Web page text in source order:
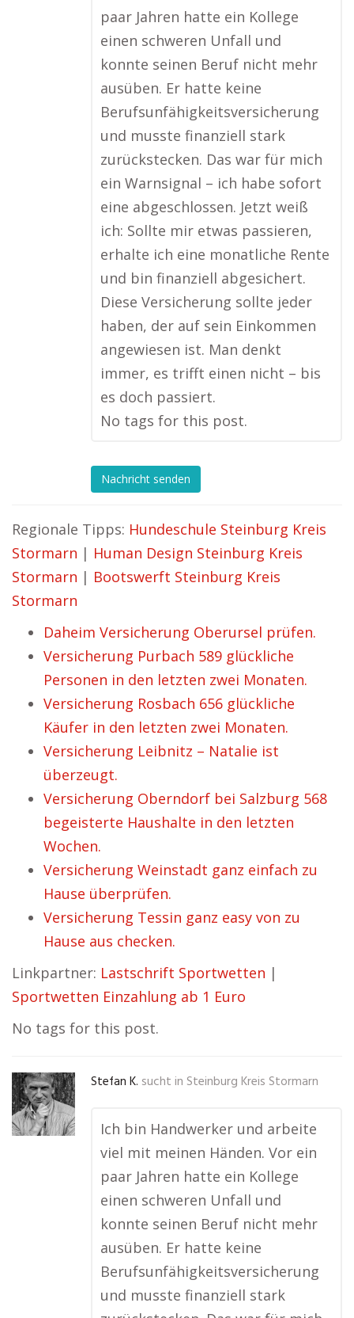
paar Jahren hatte ein Kollege
einen schweren Unfall und
konnte seinen Beruf nicht mehr
ausüben. Er hatte keine
Berufsunfähigkeitsversicherung
und musste finanziell stark
zurückstecken. Das war für mich
ein Warnsignal – ich habe sofort
eine abgeschlossen. Jetzt weiß
ich: Sollte mir etwas passieren,
erhalte ich eine monatliche Rente
und bin finanziell abgesichert.
Diese Versicherung sollte jeder
haben, der auf sein Einkommen
angewiesen ist. Man denkt
immer, es trifft einen nicht – bis
es doch passiert.
No tags for this post.
Nachricht senden
Regionale Tipps: Hundeschule Steinburg Kreis
Stormarn | Human Design Steinburg Kreis
Stormarn | Bootswerft Steinburg Kreis
Stormarn
Daheim Versicherung Oberursel prüfen.
Versicherung Purbach 589 glückliche
Personen in den letzten zwei Monaten.
Versicherung Rosbach 656 glückliche
Käufer in den letzten zwei Monaten.
Versicherung Leibnitz – Natalie ist
überzeugt.
Versicherung Oberndorf bei Salzburg 568
begeisterte Haushalte in den letzten
Wochen.
Versicherung Weinstadt ganz einfach zu
Hause überprüfen.
Versicherung Tessin ganz easy von zu
Hause aus checken.
Linkpartner: Lastschrift Sportwetten |
Sportwetten Einzahlung ab 1 Euro
No tags for this post.
Stefan K. sucht in Steinburg Kreis Stormarn
Ich bin Handwerker und arbeite
viel mit meinen Händen. Vor ein
paar Jahren hatte ein Kollege
einen schweren Unfall und
konnte seinen Beruf nicht mehr
ausüben. Er hatte keine
Berufsunfähigkeitsversicherung
und musste finanziell stark